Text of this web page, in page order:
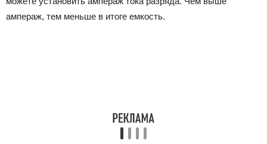
ампераж, тем меньше в итоге емкость.